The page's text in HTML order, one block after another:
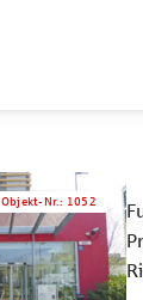
Objekt-Nr.: 1052